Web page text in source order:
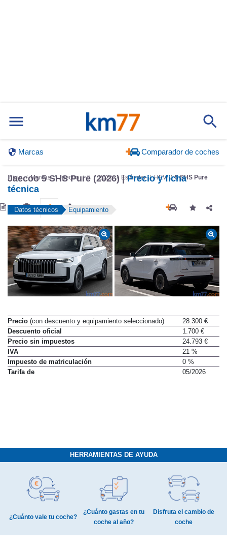
Marcas Comparador de coches
Inicio Marcas Jaecoo 5 2025 Estándar HEV 5 SHS Pure
Jaecoo 5 SHS Pure (2026) |Precio y ficha
técnica
Datos técnicos Equipamiento
Precio (con descuento y equipamiento seleccionado)
28.300 €
Descuento oficial
1.700 €
Precio sin impuestos
24.793 €
IVA
21 %
Impuesto de matriculación
0 %
Tarifa de
05/2026
HERRAMIENTAS DE AYUDA
¿Cuánto vale tu coche?
¿Cuánto gastas en tu
coche al año?
Disfruta el cambio de
coche